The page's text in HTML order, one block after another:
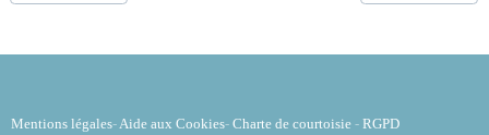
Mentions légales- Aide aux Cookies- Charte de courtoisie - RGPD